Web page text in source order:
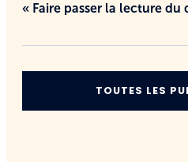
« Faire passer la lecture du
TOUTES LES